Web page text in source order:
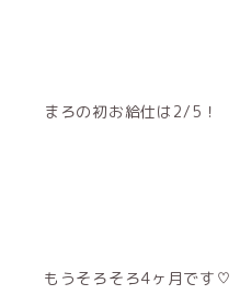
まろの初お給仕は2/5！
もうそろそろ4ヶ月です♡